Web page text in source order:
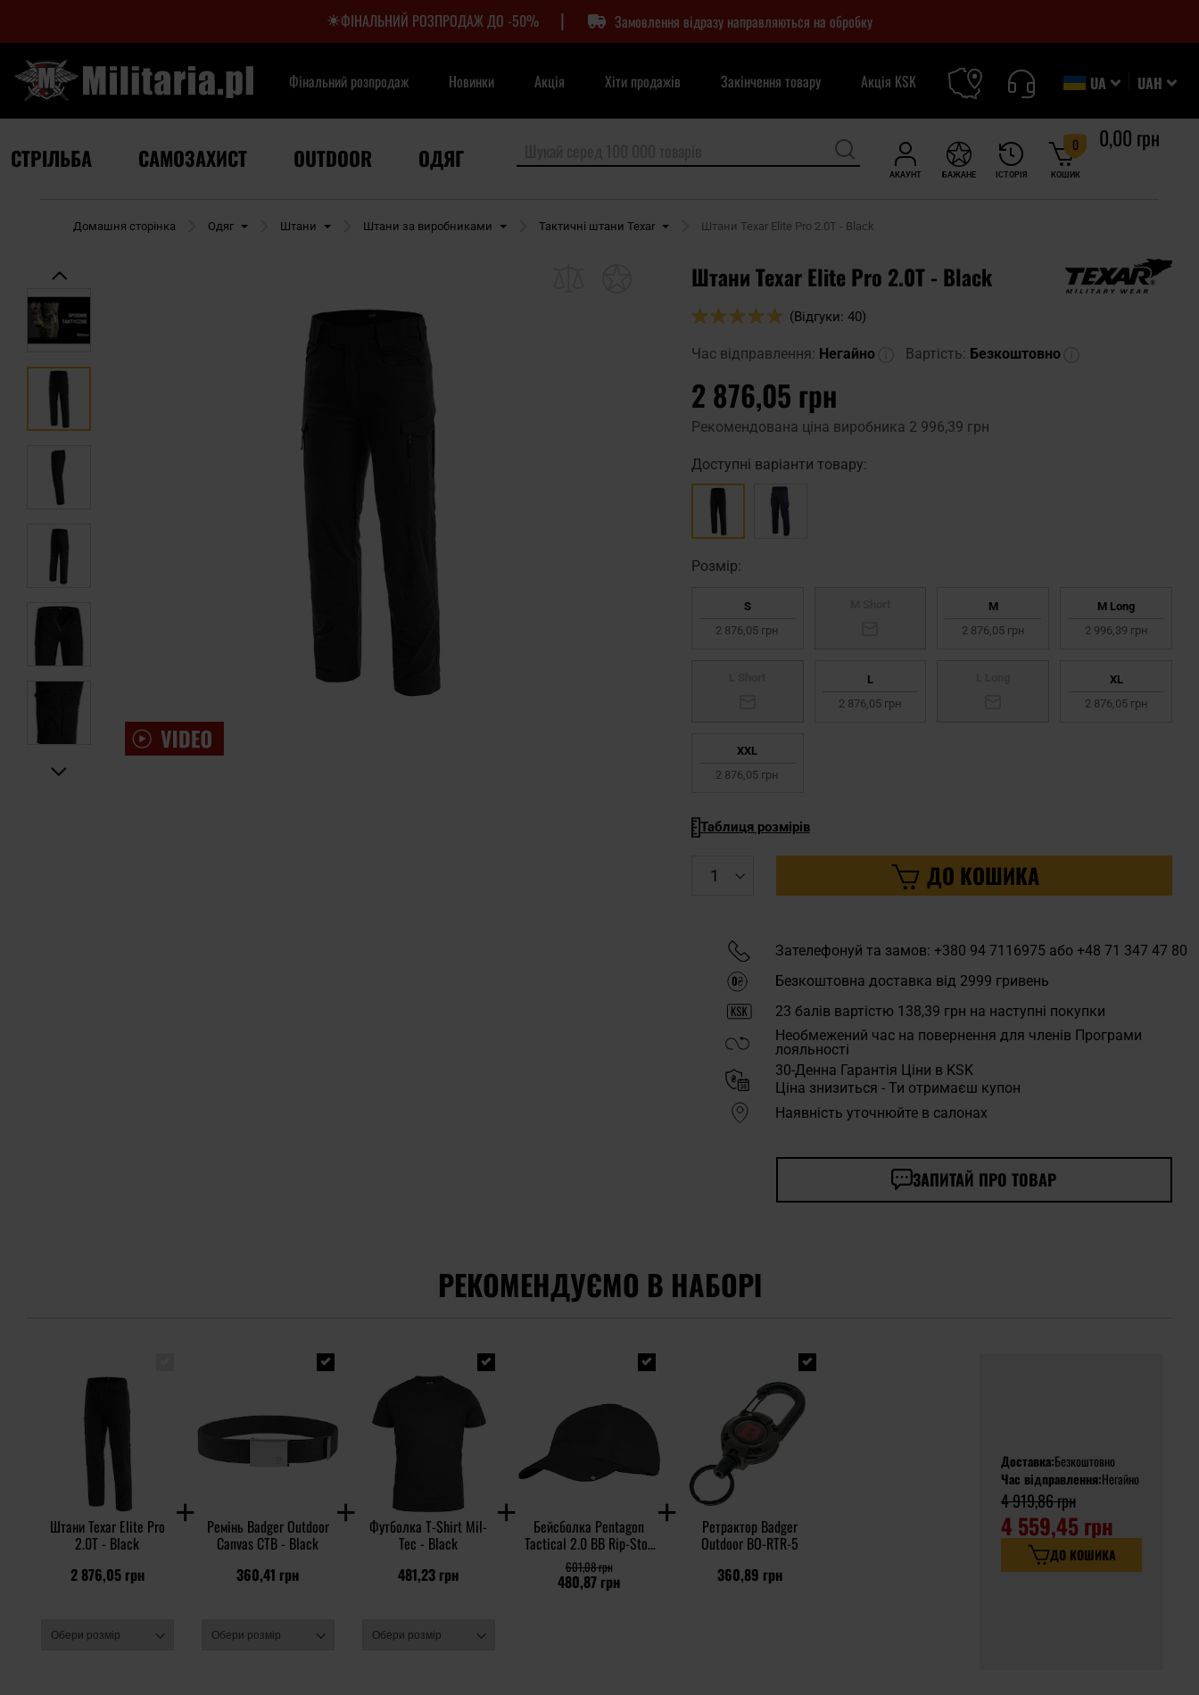
ФІНАЛЬНИЙ РОЗПРОДАЖ ДО -50% | Замовлення відразу направляються на обробку
UAH
UA
Фінальний розпродаж Новинки Акція Хіти продажів Закінчення товару Акція KSK
АКАУНТ ІСТОРІЯ
БАЖАНЕ КОШИК
0 0,00 грн
СТРІЛЬБА САМОЗАХИСТ OUTDOOR ОДЯГ
Домашня сторінка Одяг Штани Штани за виробниками Тактичні штани Texar Штани Texar Elite Pro 2.0T - Black
Штани Texar Elite Pro 2.0T - Black
Оцінка:
(Відгуки: 40)
Час відправлення: Негайно Вартість: Безкоштовно
2 876,05 грн
Рекомендована ціна виробника 2 996,39 грн
Доступні варіанти товару:
Pозмір:
S
2 876,05 грн
M
2 876,05 грн
M Long
2 996,39 грн
L
2 876,05 грн
XL
2 876,05 грн
XXL
2 876,05 грн
Таблиця розмірів
ДО КОШИКА
Зателефонуй та замов: +380 94 7116975 або +48 71 347 47 80
Безкоштовна доставка від 2999 гривень
23 балів вартістю 138,39 грн на наступні покупки
Необмежений час на повернення для членів Програми
лояльності
30-Денна Гарантія Ціни в KSK
Ціна знизиться - Ти отримаєш купон
Наявність уточнюйте в салонах
ЗАПИТАЙ ПРО ТОВАР
РЕКОМЕНДУЄМО В НАБОРІ
Штани Texar Elite Pro
2.0T - Black
2 876,05 грн
Ремінь Badger Outdoor
Canvas CTB - Black
360,41 грн
Футболка T-Shirt Mil-
Tec - Black
481,23 грн
Бейсболка Pentagon
Tactical 2.0 BB Rip-Stop
Cap - Black
480,87 грн
601,08 грн
Ретрактор Badger
Outdoor BO-RTR-5
360,89 грн
Доставка:Безкоштовно
Час відправлення:Негайно
4 919,86 грн
4 559,45 грн
ДО КОШИКА